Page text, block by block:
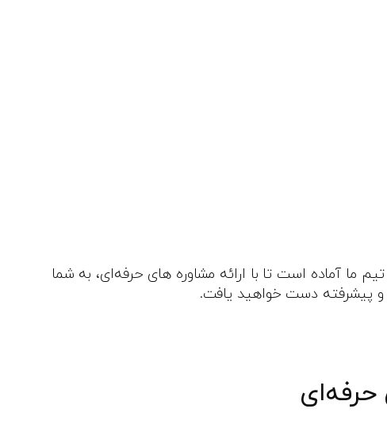
ما آماده است تا با ارائه مشاوره‌ های حرفه‌ای، به شما
و پیشرفته دست خواهید یافت.